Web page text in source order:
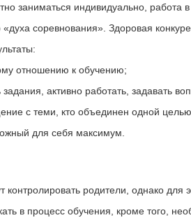
заниматься индивидуально, работа в
соревнования». Здоровая
отношению к обучению;
активно работать, задавать
с теми, кто объединен одной
для себя максимум.
контролировать родители, однако для
в процесс обучения, кроме того,